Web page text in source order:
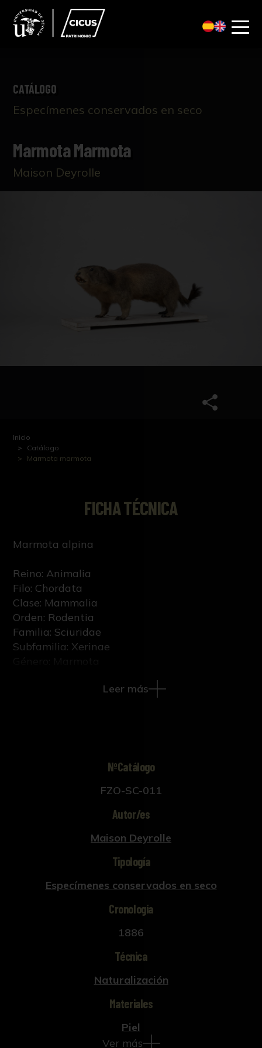
CATÁLOGO
Especímenes conservados en seco
Marmota Marmota
Maison Deyrolle
Inicio
Catálogo
Marmota marmota
FICHA TÉCNICA
Marmota alpina
Reino: Animalia
Filo: Chordata
Clase: Mammalia
Orden: Rodentia
Familia: Sciuridae
Subfamilia: Xerinae
Nombre científico: Marmota marmota
Leer más
NºCatálogo
FZO-SC-011
Autor/es
Maison Deyrolle
Tipología
Especímenes conservados en seco
Cronología
1886
Técnica
Naturalización
Materiales
Piel
Ver más